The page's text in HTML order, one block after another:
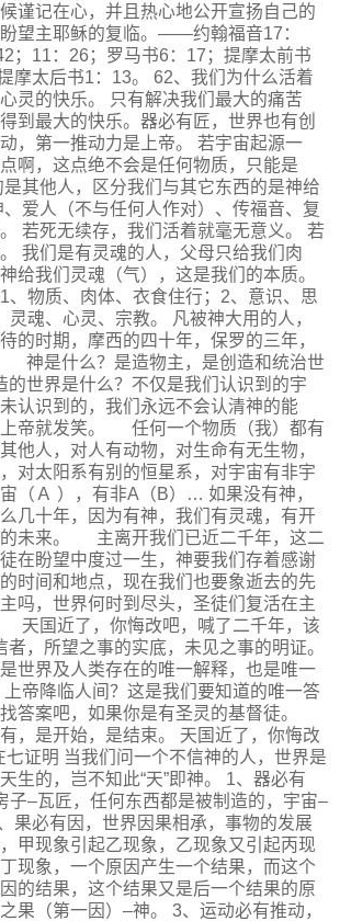
谨记在心，并且热心地公开宣扬自己的
望主耶稣的复临。——约翰福音17：
；11：26；罗马书6：17；提摩太前书
摩太后书1：13。 62、我们为什么活着
灵的快乐。 只有解决我们最大的痛苦
到最大的快乐。器必有匠，世界也有创
，第一推动力是上帝。 若宇宙起源一
啊，这点绝不会是任何物质，只能是
其他人，区分我们与其它东西的是神给
爱人（不与任何人作对）、传福音、复
若死无续存，我们活着就毫无意义。 若
我们是有灵魂的人，父母只给我们肉
给我们灵魂（气），这是我们的本质。
、物质、肉体、衣食住行；2、意识、思
灵魂、心灵、宗教。 凡被神大用的人，
的时期，摩西的四十年，保罗的三年，
神是什么？是造物主，是创造和统治世
世界是什么？不仅是我们认识到的宇
认识到的，我们永远不会认清神的能
上帝就发笑。 任何一个物质（我）都有
他人，对人有动物，对生命有无生物，
对太阳系有别的恒星系，对宇宙有非宇
（Ａ ），有非A（B）… 如果没有神，
几十年，因为有神，我们有灵魂，有开
的未来。 主离开我们已近二千年，这二
在盼望中度过一生，神要我们存着感谢
时间和地点，现在我们也要象逝去的先
吗，世界何时到尽头，圣徒们复活在主
天国近了，你悔改吧，喊了二千年，该
所望之事的实底，未见之事的明证。
世界及人类存在的唯一解释，也是唯一
帝降临人间？这是我们要知道的唯一答
答案吧，如果你是有圣灵的基督徒。
，是开始，是结束。 天国近了，你悔改
七证明 当我们问一个不信神的人，世界是
生的，岂不知此“天”即神。 1、器必有
子–瓦匠，任何东西都是被制造的，宇宙–
果必有因，世界因果相承，事物的发展
甲现象引起乙现象，乙现象又引起丙现
现象，一个原因产生一个结果，而这个
的结果，这个结果又是后一个结果的原
果（第一因）–神。 3、运动必有推动，